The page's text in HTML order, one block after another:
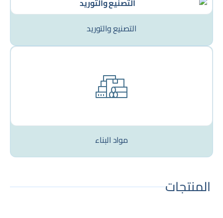
التصنيع والتوريد
مواد البناء
المنتجات